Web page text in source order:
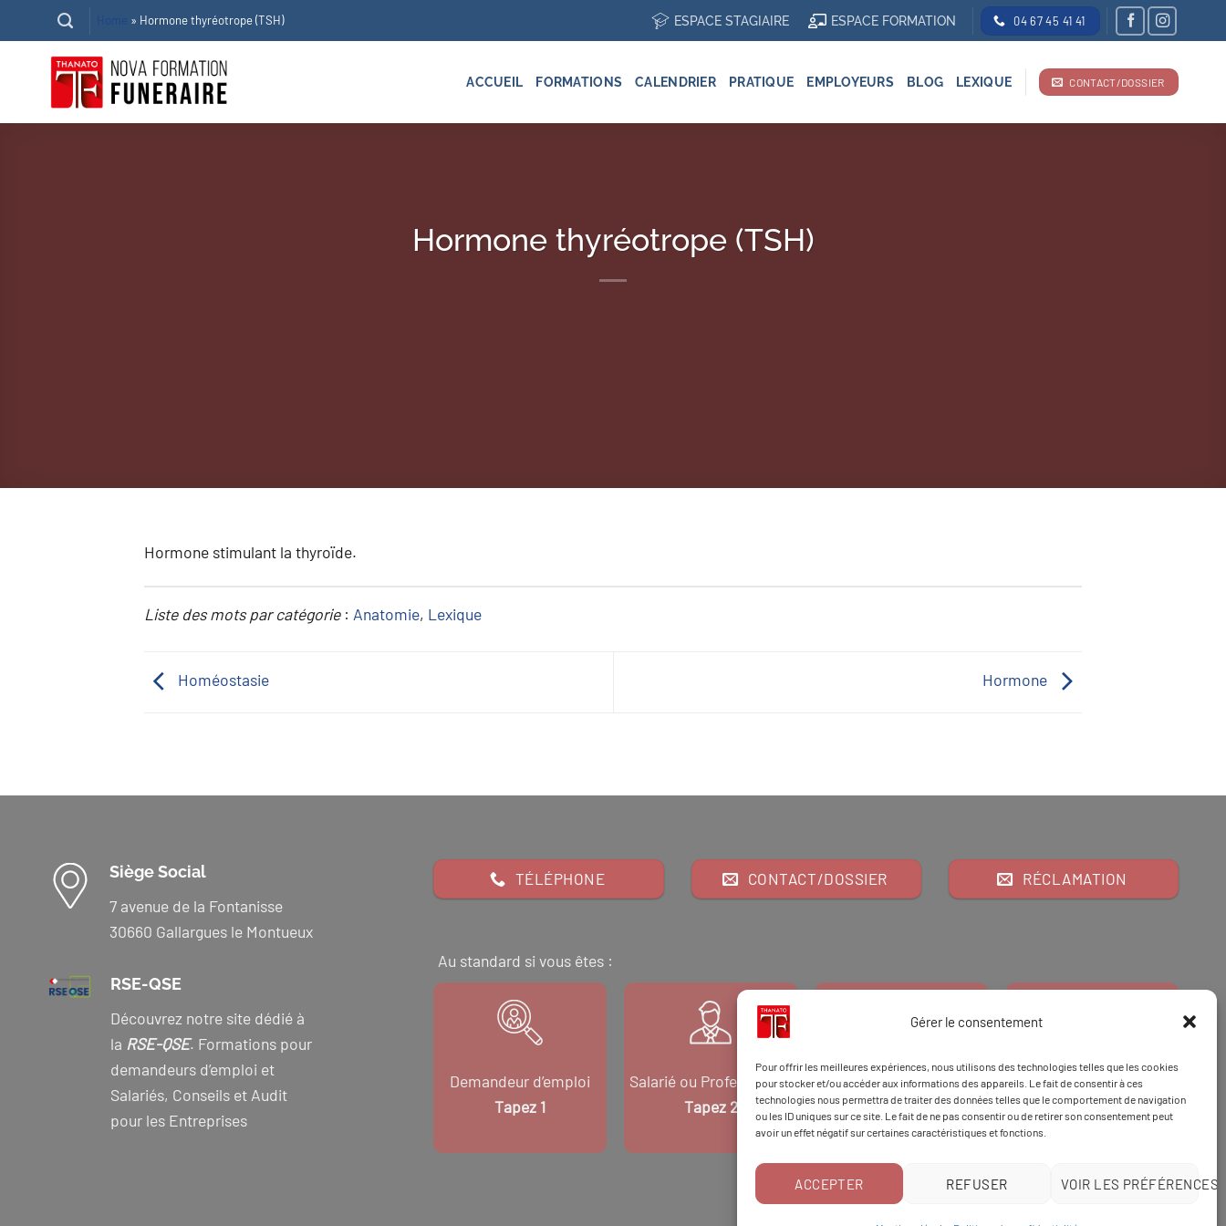
Gérer le consentement
Pour offrir les meilleures expériences, nous utilisons des technologies telles que les cookies
pour stocker et/ou accéder aux informations des appareils. Le fait de consentir à ces
technologies nous permettra de traiter des données telles que le comportement de navigation
ou les ID uniques sur ce site. Le fait de ne pas consentir ou de retirer son consentement peut
avoir un effet négatif sur certaines caractéristiques et fonctions.
ACCEPTER REFUSER VOIR LES PRÉFÉRENCES
au
contenu
» Hormone thyréotrope (TSH) ESPACE STAGIAIRE ESPACE FORMATION 04 67 45 41 41
ACCUEIL FORMATIONS CALENDRIER PRATIQUE EMPLOYEURS BLOG LEXIQUE CONTACT/DOSSIER
Hormone thyréotrope (TSH)
Hormone stimulant la thyroïde.
Liste des mots par catégorie : Anatomie, Lexique
Homéostasie Hormone
Siège Social
7 avenue de la Fontanisse
30660 Gallargues le Montueux
RSE-QSE
Découvrez notre site dédié à
la RSE-QSE. Formations pour
demandeurs d’emploi et
Salariés, Conseils et Audit
pour les Entreprises
TÉLÉPHONE CONTACT/DOSSIER RÉCLAMATION
Au standard si vous êtes :
Demandeur d’emploi
Tapez 1
Salarié ou Professionnel
Tapez 2
Financeur
Tapez 3
EtTapez 98pour
une formation